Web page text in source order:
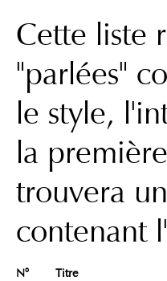
Cette liste
"parlées"
le style,
la
trouvera
contenant
N° Titre